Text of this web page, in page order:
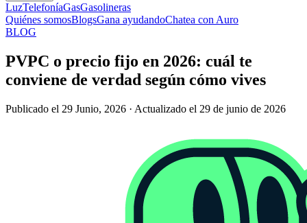
LuzTelefoníaGasGasolineras
Quiénes somosBlogsGana ayudandoChatea con Auro
BLOG
PVPC o precio fijo en 2026: cuál te
conviene de verdad según cómo vives
Publicado el 29 Junio, 2026 · Actualizado el 29 de junio de 2026